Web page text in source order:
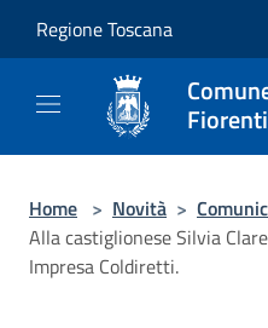
Regione Toscana
Home > Novità >
Alla castiglionese Silvia
Impresa Coldiretti.